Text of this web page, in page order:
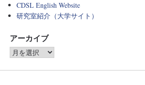
CDSL English Website
研究室紹介（大学サイト）
アーカイブ